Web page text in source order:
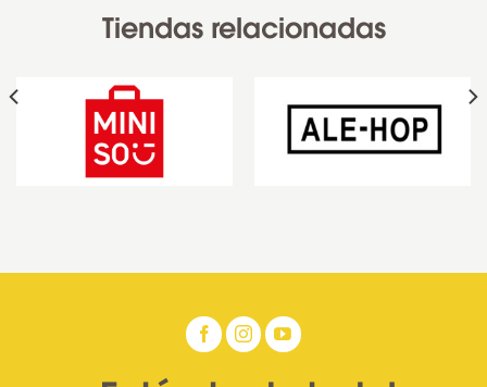
Tiendas relacionadas